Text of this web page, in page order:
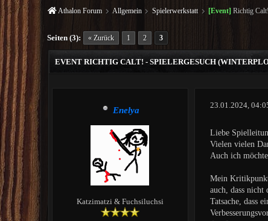
Athalon Forum Allgemein Spielerwerkstatt [Event] Richtig
Seiten (3): « Zurück 1 2 3
EVENT RICHTIG CALT! - SPIELERGESUCH
Enelya
Katzimatzi & Fuchsiluchsi
23.01.2024,
Liebe
Vielen vielen
Auch ich
Mein
auch, dass
Tatsache, dass